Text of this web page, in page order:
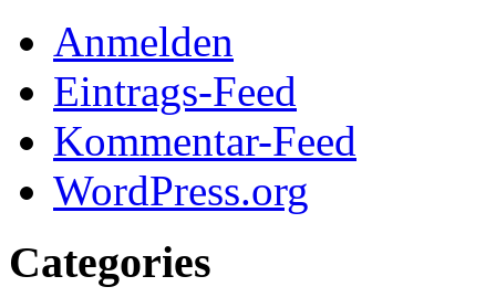
Anmelden
Eintrags-Feed
Kommentar-Feed
WordPress.org
Categories